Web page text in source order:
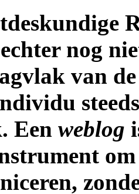
echter nog
van
Een weblog